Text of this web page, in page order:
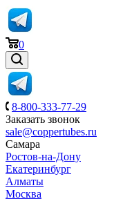
0
8-800-333-77-29
Заказать звонок
sale@coppertubes.ru
Самара
Ростов-на-Дону
Екатеринбург
Алматы
Москва